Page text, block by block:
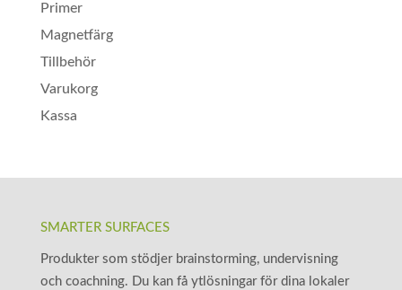
Primer
Magnetfärg
Tillbehör
Varukorg
Kassa
SMARTER SURFACES
Produkter som stödjer brainstorming, undervisning
och coachning. Du kan få ytlösningar för dina lokaler